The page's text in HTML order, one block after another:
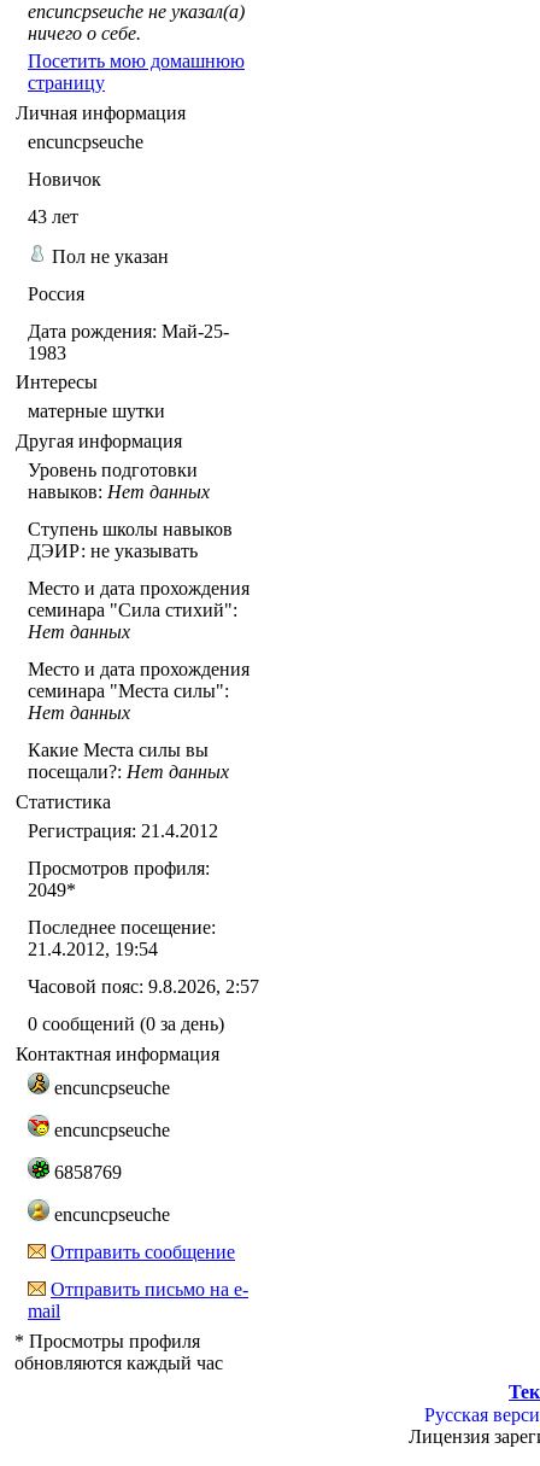
encuncpseuche не указал(а)
ничего о себе.
Посетить мою домашнюю
страницу
Личная информация
encuncpseuche
Новичок
43 лет
Пол не указан
Россия
Дата рождения: Май-25-
1983
Интересы
матерные шутки
Другая информация
Уровень подготовки
навыков: Нет данных
Ступень школы навыков
ДЭИР: не указывать
Место и дата прохождения
семинара "Сила стихий":
Нет данных
Место и дата прохождения
семинара "Места силы":
Нет данных
Какие Места силы вы
посещали?: Нет данных
Статистика
Регистрация: 21.4.2012
Просмотров профиля:
2049*
Последнее посещение:
21.4.2012, 19:54
Часовой пояс: 9.8.2026, 2:57
0 сообщений (0 за день)
Контактная информация
encuncpseuche
encuncpseuche
6858769
encuncpseuche
Отправить сообщение
Отправить письмо на e-
mail
* Просмотры профиля
обновляются каждый час
Русская
Лицензия